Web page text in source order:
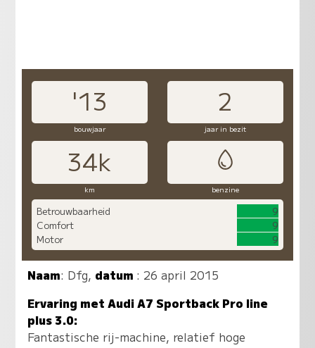
'13 2
bouwjaar jaar in bezit
34k
km benzine
Betrouwbaarheid
9
Comfort
9
Motor
9
Naam: Dfg, datum : 26 april 2015
Ervaring met Audi A7 Sportback Pro line
plus 3.0:
Fantastische rij-machine, relatief hoge